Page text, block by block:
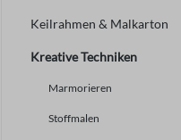
Keilrahmen & Malkarton
Kreative Techniken
Marmorieren
Stoffmalen